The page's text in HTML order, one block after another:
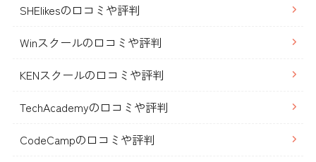
SHElikesの口コミや評判
Winスクールの口コミや評判
KENスクールの口コミや評判
TechAcademyの口コミや評判
CodeCampの口コミや評判